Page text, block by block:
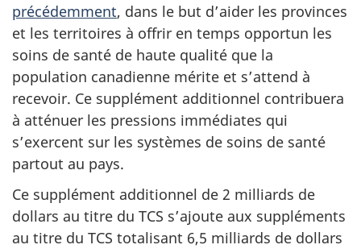
précédemment, dans le but d’aider les provinces
et les territoires à offrir en temps opportun les
soins de santé de haute qualité que la
population canadienne mérite et s’attend à
recevoir. Ce supplément additionnel contribuera
à atténuer les pressions immédiates qui
s’exercent sur les systèmes de soins de santé
partout au pays.
Ce supplément additionnel de 2 milliards de
dollars au titre du TCS s’ajoute aux suppléments
au titre du TCS totalisant 6,5 milliards de dollars